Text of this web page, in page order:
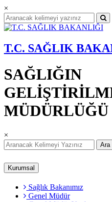
×
T.C. SAĞLIK
SAĞLIĞIN
MÜDÜRLÜĞÜ
×
Ara
Kurumsal
Sağlık Bakanımız
Genel Müdür